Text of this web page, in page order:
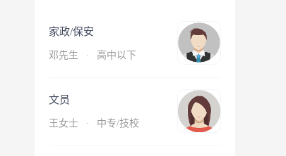
家政/保安
邓先生 · 高中以下
文员
王女士 · 中专/技校